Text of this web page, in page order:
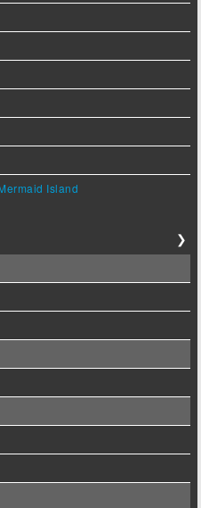
Island
❯